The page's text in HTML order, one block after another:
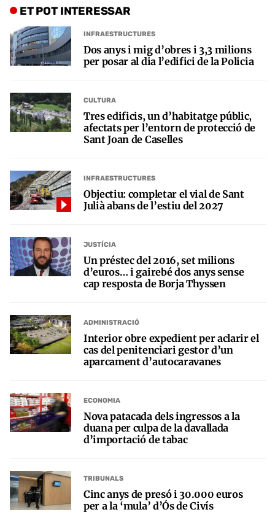
ET POT INTERESSAR
INFRAESTRUCTURES
Dos anys i mig d’obres i 3,3 milions
per posar al dia l’edifici de la Policia
CULTURA
Tres edificis, un d’habitatge públic,
afectats per l’entorn de protecció de
Sant Joan de Caselles
INFRAESTRUCTURES
Objectiu: completar el vial de Sant
Julià abans de l’estiu del 2027
JUSTÍCIA
Un préstec del 2016, set milions
d’euros… i gairebé dos anys sense
cap resposta de Borja Thyssen
ADMINISTRACIÓ
Interior obre expedient per aclarir el
cas del penitenciari gestor d’un
aparcament d’autocaravanes
ECONOMIA
Nova patacada dels ingressos a la
duana per culpa de la davallada
d’importació de tabac
TRIBUNALS
Cinc anys de presó i 30.000 euros
per a la ‘mula’ d’Ós de Civís